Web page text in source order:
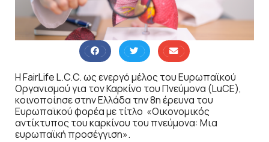
Η FairLife L.C.C. ως ενεργό μέλος του Ευρωπαϊκού
Οργανισμού για τον Καρκίνο του Πνεύμονα (LuCE),
κοινοποίησε στην Ελλάδα την 8η έρευνα του
Ευρωπαϊκού φορέα με τίτλο «Οικονομικός
αντίκτυπος του καρκίνου του πνεύμονα: Μια
ευρωπαϊκή προσέγγιση».